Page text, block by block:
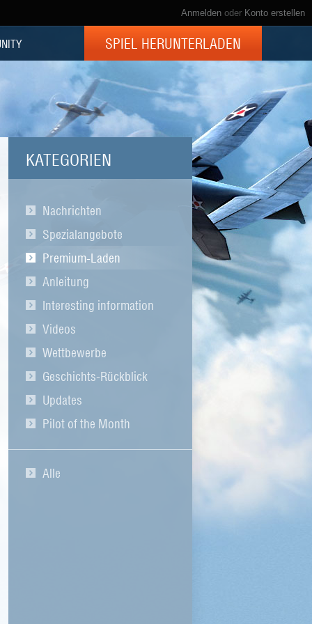
Anmelden oder Konto erstellen
SPIEL HERUNTERLADEN
KATEGORIEN
Nachrichten
Spezialangebote
Premium-Laden
Anleitung
Interesting information
Videos
Wettbewerbe
Geschichts-Rückblick
Updates
Pilot of the Month
Alle